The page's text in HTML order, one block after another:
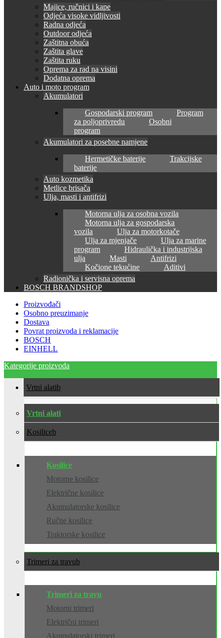
Majice, ručnici i kape
Odjeća visoke vidljivosti
Radna odjeća
Outdoor odjeća
Zaštitna obuća
Zaštita glave
Zaštita ruku
Oprema za rad na visini
Dodatna oprema
Auto i moto program
Akumulatori
Gospodarski program
Program
za poljoprivredu
Osobni
program
Akumulatori za posebne namjene
Hermetičke baterije
Trakcijske
baterije
Auto kozmetika
Metlice brisača
Ulja, masti i antifrizi
Motorna ulja za osobna vozila
Motorna ulja za gospodarska
vozila
Ulja za motorkotače
Ulja za mjenjače
Ulja za marine
program
Hidraulička i industrijska
ulja
Masti
Antifrizi
Kočione tekućine
Aditivi
Radionička i servisna oprema
BOSCH BRANDSHOP
Proizvođači
Osobno preuzimanje
Dostava
Povrat proizvoda i reklamacije
BOSCH
EINHELL
Kategorije proizvoda
Vrtni alati
Vrtni alati
Kosilice
Kosilice
Motorne kosilice
Električne kosilice
Akumulatorske kosilice
Ručne kosilice
Traktorske kosilice
Trimeri za travu
Trimeri za travu
Motorni trimeri
Električni trimeri
Akumulatorski trimeri